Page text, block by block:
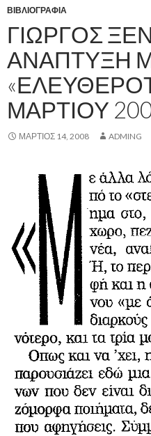
ΒΙΒΛΙΟΓΡΑΦΊΑ
ΓΙΏΡΓΟΣ
ΑΝΆΠΤΥΞΗ
ΜΑΡΤΊΟΥ
ΜΆΡΤΙΟΣ 14, 2008 ADMING